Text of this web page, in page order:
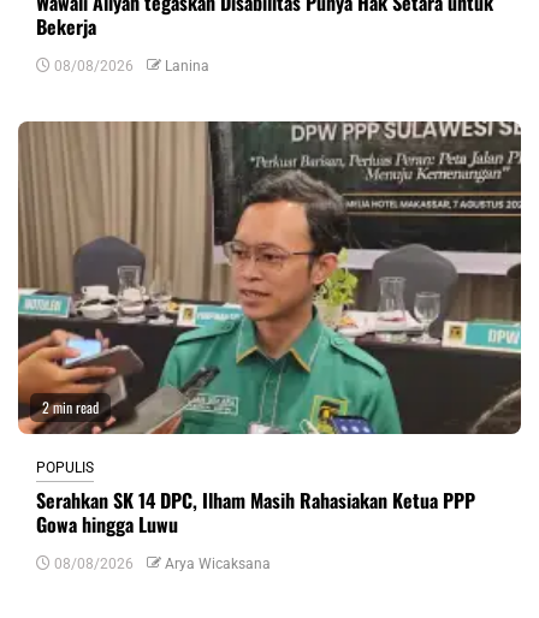
Bekerja
08/08/2026 Lanina
2 min read
POPULIS
Serahkan SK 14 DPC, Ilham Masih Rahasiakan Ketua PPP
Gowa hingga Luwu
08/08/2026 Arya Wicaksana